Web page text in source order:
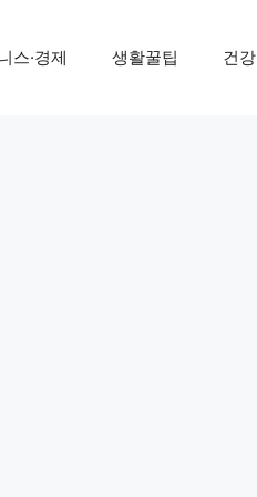
스·경제 생활꿀팁 건강